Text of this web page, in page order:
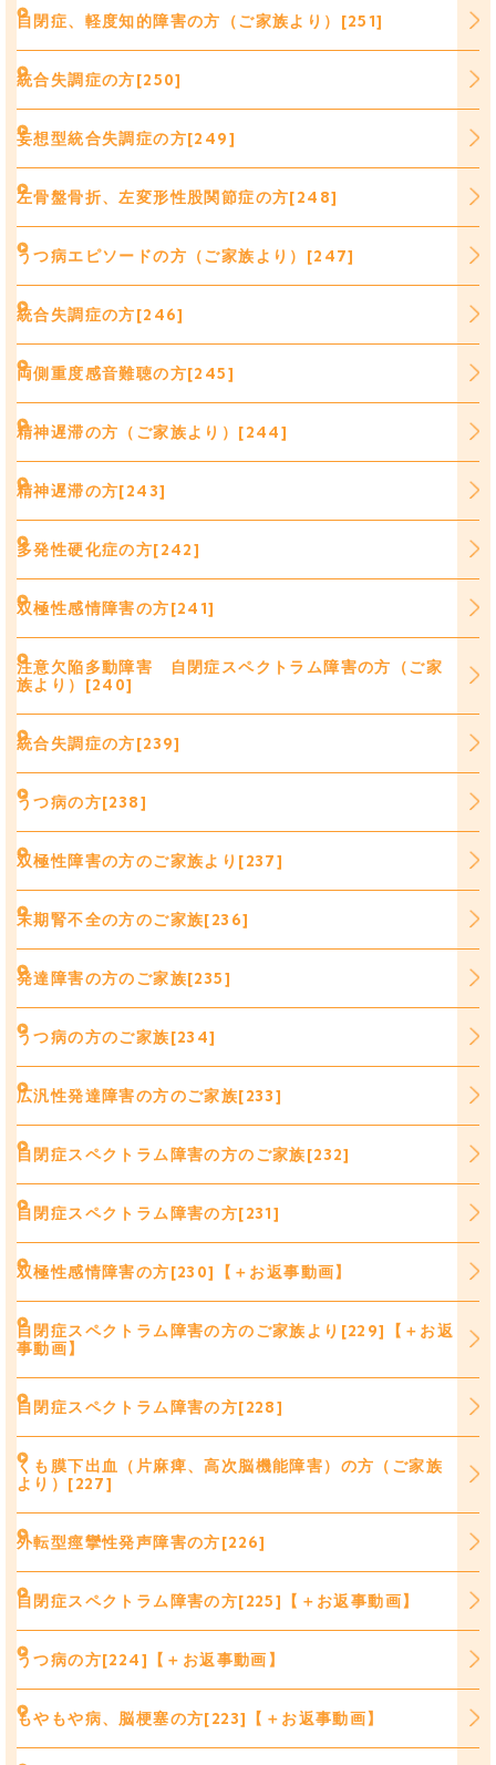
自閉症、軽度知的障害の方（ご家族より）[251]
統合失調症の方[250]
妄想型統合失調症の方[249]
左骨盤骨折、左変形性股関節症の方[248]
うつ病エピソードの方（ご家族より）[247]
統合失調症の方[246]
両側重度感音難聴の方[245]
精神遅滞の方（ご家族より）[244]
精神遅滞の方[243]
多発性硬化症の方[242]
双極性感情障害の方[241]
注意欠陥多動障害 自閉症スペクトラム障害の方（ご家
族より）[240]
統合失調症の方[239]
うつ病の方[238]
双極性障害の方のご家族より[237]
末期腎不全の方のご家族[236]
発達障害の方のご家族[235]
うつ病の方のご家族[234]
広汎性発達障害の方のご家族[233]
自閉症スペクトラム障害の方のご家族[232]
自閉症スペクトラム障害の方[231]
双極性感情障害の方[230]【＋お返事動画】
自閉症スペクトラム障害の方のご家族より[229]【＋お返
事動画】
自閉症スペクトラム障害の方[228]
くも膜下出血（片麻痺、高次脳機能障害）の方（ご家族
より）[227]
外転型痙攣性発声障害の方[226]
自閉症スペクトラム障害の方[225]【＋お返事動画】
うつ病の方[224]【＋お返事動画】
もやもや病、脳梗塞の方[223]【＋お返事動画】